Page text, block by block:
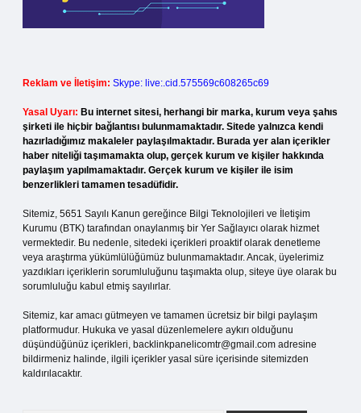
Reklam ve İletişim: Skype: live:.cid.575569c608265c69
Yasal Uyarı: Bu internet sitesi, herhangi bir marka, kurum veya şahıs
şirketi ile hiçbir bağlantısı bulunmamaktadır. Sitede yalnızca kendi
hazırladığımız makaleler paylaşılmaktadır. Burada yer alan içerikler
haber niteliği taşımamakta olup, gerçek kurum ve kişiler hakkında
paylaşım yapılmamaktadır. Gerçek kurum ve kişiler ile isim
benzerlikleri tamamen tesadüfidir.
Sitemiz, 5651 Sayılı Kanun gereğince Bilgi Teknolojileri ve İletişim
Kurumu (BTK) tarafından onaylanmış bir Yer Sağlayıcı olarak hizmet
vermektedir. Bu nedenle, sitedeki içerikleri proaktif olarak denetleme
veya araştırma yükümlülüğümüz bulunmamaktadır. Ancak, üyelerimiz
yazdıkları içeriklerin sorumluluğunu taşımakta olup, siteye üye olarak bu
sorumluluğu kabul etmiş sayılırlar.
Sitemiz, kar amacı gütmeyen ve tamamen ücretsiz bir bilgi paylaşım
platformudur. Hukuka ve yasal düzenlemelere aykırı olduğunu
düşündüğünüz içerikleri, backlinkpanelicomtr@gmail.com adresine
bildirmeniz halinde, ilgili içerikler yasal süre içerisinde sitemizden
kaldırılacaktır.